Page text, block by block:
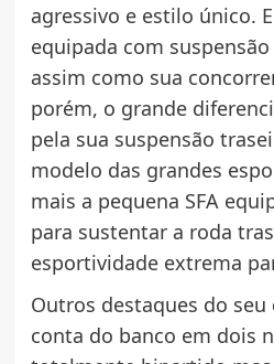
agressivo e estilo único.
equipada com
assim como sua
porém, o grande
pela sua suspensão
modelo das grandes
mais a pequena SFA
para sustentar a roda
esportividade extrema
Outros destaques do
conta do banco em dois